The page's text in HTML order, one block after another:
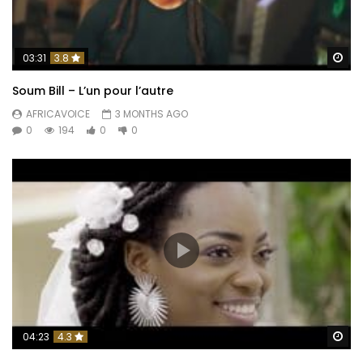
C’est toujours l’être humain là bas?
Post Views:
461
03:31 3.8
Soum Bill – L’un pour l’autre
AFRICAVOICE
3 MONTHS AGO
0
194 0 0
04:23 4.3